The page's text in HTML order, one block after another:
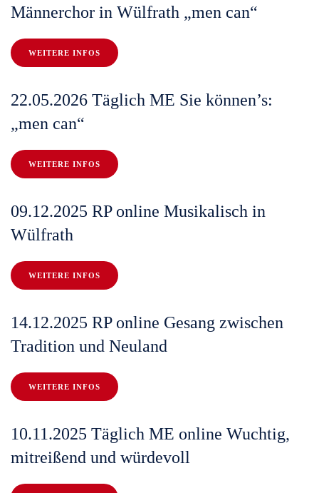
Männerchor in Wülfrath „men can“
WEITERE INFOS
22.05.2026 Täglich ME Sie können’s:
„men can“
WEITERE INFOS
09.12.2025 RP online Musikalisch in
Wülfrath
WEITERE INFOS
14.12.2025 RP online Gesang zwischen
Tradition und Neuland
WEITERE INFOS
10.11.2025 Täglich ME online Wuchtig,
mitreißend und würdevoll